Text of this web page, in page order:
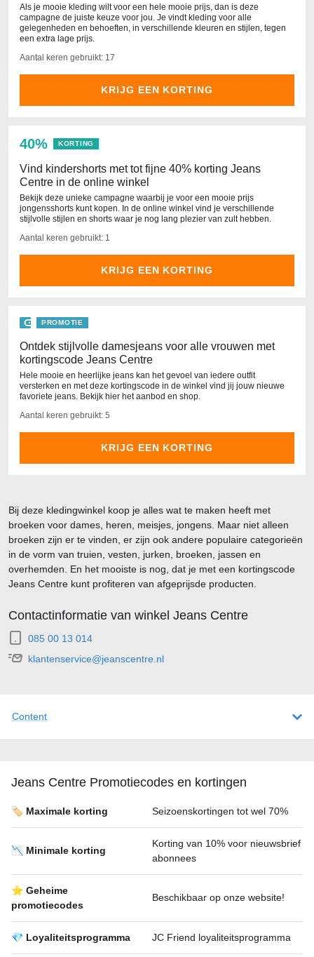
Als je mooie kleding wilt voor een hele mooie prijs, dan is deze
campagne de juiste keuze voor jou. Je vindt kleding voor alle
gelegenheden en behoeften, in verschillende kleuren en stijlen, tegen
een extra lage prijs.
Aantal keren gebruikt: 17
KRIJG EEN KORTING
40% KORTING
Vind kindershorts met tot fijne 40% korting Jeans
Centre in de online winkel
Bekijk deze unieke campagne waarbij je voor een mooie prijs
jongensshorts kunt kopen. In de online winkel vind je verschillende
stijlvolle stijlen en shorts waar je nog lang plezier van zult hebben.
Aantal keren gebruikt: 1
KRIJG EEN KORTING
PROMOTIE
Ontdek stijlvolle damesjeans voor alle vrouwen met
kortingscode Jeans Centre
Hele mooie en heerlijke jeans kan het gevoel van iedere outfit
versterken en met deze kortingscode in de winkel vind jij jouw nieuwe
favoriete jeans. Bekijk hier het aanbod en shop.
Aantal keren gebruikt: 5
KRIJG EEN KORTING
Content
Jeans Centre Promotiecodes en kortingen
🏷️ Maximale korting Seizoenskortingen tot wel 70%
📉 Minimale korting
Korting van 10% voor nieuwsbrief
abonnees
⭐ Geheime
promotiecodes
Beschikbaar op onze website!
💎 Loyaliteitsprogramma JC Friend loyaliteitsprogramma
Bij deze kledingwinkel koop je alles wat te maken heeft met
broeken voor dames, heren, meisjes, jongens. Maar niet alleen
broeken zijn er te vinden, er zijn ook andere populaire categorieën
in de vorm van truien, vesten, jurken, broeken, jassen en
overhemden. En het mooiste is nog, dat je met een kortingscode
Jeans Centre kunt profiteren van afgeprijsde producten.
Contactinformatie van winkel Jeans Centre
085 00 13 014
klantenservice@jeanscentre.nl